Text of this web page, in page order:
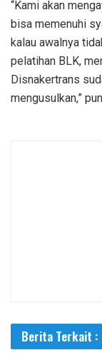
“Kami akan
bisa memenuhi
kalau awalnya
pelatihan BLK,
Disnakertrans
mengusulkan,”
Berita Terkait :